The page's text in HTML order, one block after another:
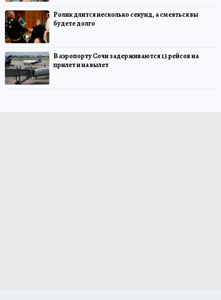
Ролик длится несколько секунд, а смеяться вы
будете долго
В аэропорту Сочи задерживаются 13 рейсов на
прилет и на вылет